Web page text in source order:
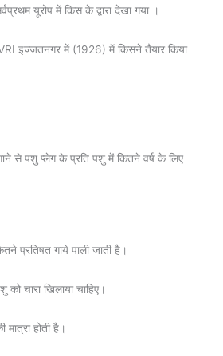
यूरोप में किस के द्वारा देखा गया ।
इज्जतनगर में (1926) में किसने तैयार किया
से पशु प्लेग के प्रति पशु में कितने वर्ष के लिए
प्रतिषत गाये पाली जाती है।
चारा खिलाया चाहिए।
होती है।